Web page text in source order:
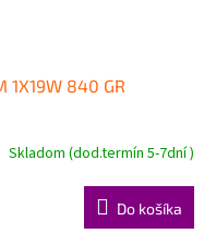
1X19W 840 GR
Skladom (dod.termín 5-7dní )
Do košíka